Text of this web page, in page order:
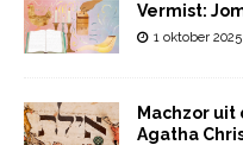
Vermist:
1 oktober 2025
Machzor
Agatha